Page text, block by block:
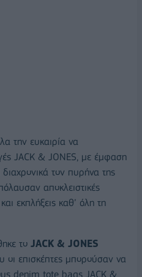
την ευκαιρία να
JACK & JONES, με έμφαση
τον πυρήνα της
αποκλειστικές
εκπλήξεις καθ’ όλη τη
το JACK & JONES
οι επισκέπτες μπορούσαν να
denim tote bags JACK &